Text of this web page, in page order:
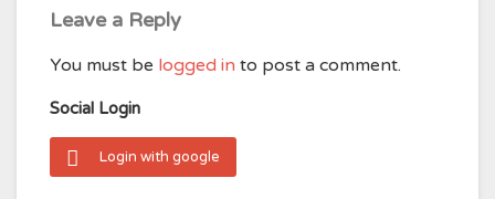
Leave a Reply
You must be logged in to post a comment.
Social Login
Login with google